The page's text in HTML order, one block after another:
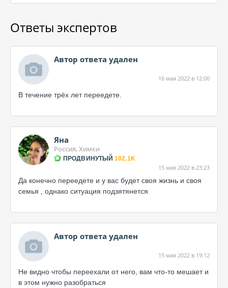
Ответы экспертов
Автор ответа удален
16 мая 2022 в 12:00
В течение трёх лет переедете.
Яна
Россия, Химки
ПРОДВИНУТЫЙ 102.1K
15 мая 2022 в 23:23
Да конечно переедете и у вас будет своя жизнь и своя
семья , однако ситуация подзятянется
Автор ответа удален
15 мая 2022 в 19:12
Не видно чтобы переехали от него, вам что-то мешает и
в этом нужно разобраться